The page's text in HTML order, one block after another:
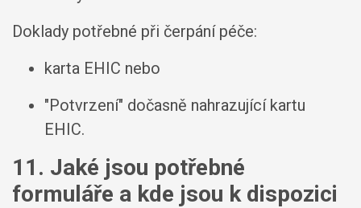
Doklady potřebné při čerpání péče:
karta EHIC nebo
"Potvrzení" dočasně nahrazující kartu
EHIC.
11. Jaké jsou potřebné
formuláře a kde jsou k dispozici